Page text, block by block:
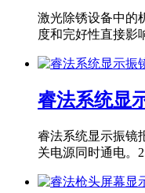
激光除锈设备中的
度和完好性直接影
睿法系统显
睿法系统显示振镜
关电源同时通电。